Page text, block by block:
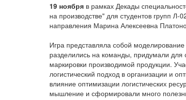
19 ноября в рамках Декады
на производстве" для студентов групп
направления Марина Алексеевна
Игра представляла собой
разделились на команды, придумали
маркировки производимой продукции.
логистический подход в организации и
влияние оптимизации логистических
мышление и сформировали много